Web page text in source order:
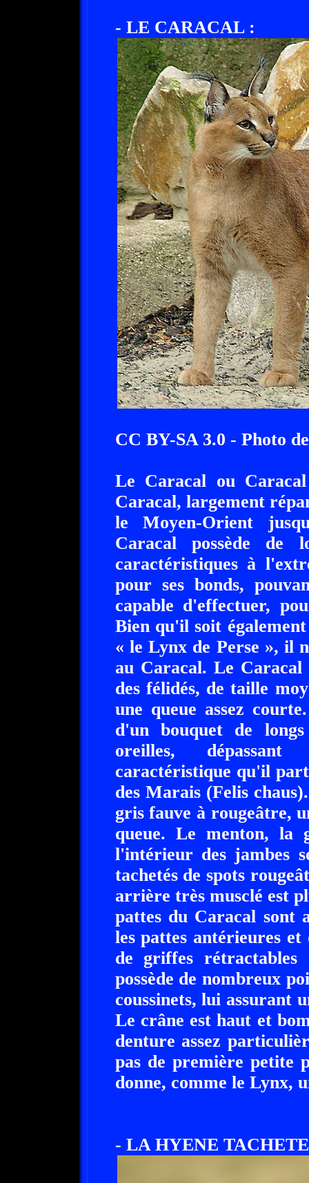
- LE CARACAL :
CC BY-SA 3.0 - Photo
Le Caracal ou
Caracal, largement
le Moyen-Orient
Caracal possède de
caractéristiques à
pour ses bonds,
capable d'effectuer,
Bien qu'il soit
« le Lynx de Perse », il
au Caracal. Le
des félidés, de taille
une queue assez
d'un bouquet de
oreilles,
caractéristique qu'il
des Marais (Felis
gris fauve à rougeâtre,
queue. Le menton, la
l'intérieur des jambes
tachetés de spots
arrière très musclé est
pattes du Caracal sont
les pattes antérieures
de griffes
possède de nombreux
coussinets, lui assurant
Le crâne est haut et
denture assez
pas de première petite
donne, comme le Lynx,
- LA HYENE